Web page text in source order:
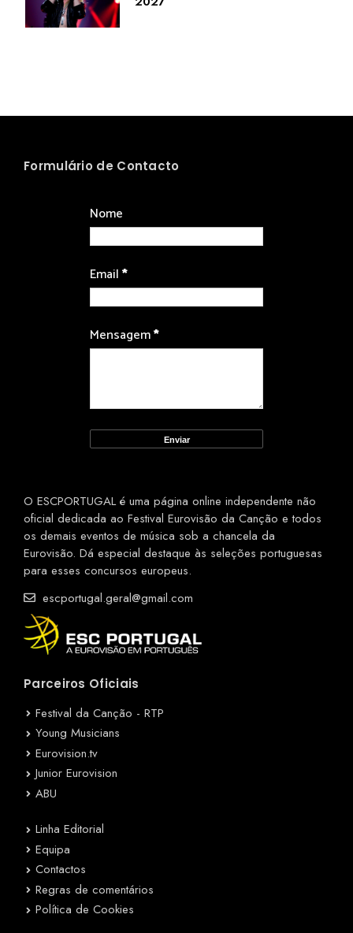
Formulário de Contacto
Nome
Email*
Mensagem*
O ESCPORTUGAL é uma página online independente não
oficial dedicada ao Festival Eurovisão da Canção e todos
os demais eventos de música sob a chancela da
Eurovisão. Dá especial destaque às seleções portuguesas
para esses concursos europeus.
escportugal.geral@gmail.com
Parceiros Oficiais
Festival da Canção - RTP
Young Musicians
Eurovision.tv
Junior Eurovision
ABU
Linha Editorial
Equipa
Contactos
Regras de comentários
Política de Cookies